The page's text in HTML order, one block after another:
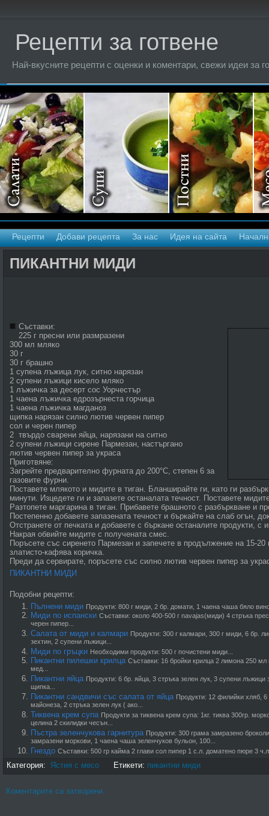
Рецепти за готвене
Най-вкусните рецепти с оценки и коментари, свежи идеи за
Рецепти Добави рецепта За нас Идея на сайта
ПИКАНТНИ МИДИ
Съставки:
225 г пресни или размразени
300 мл мляко
30 г
30 г брашно
1 супена лъжица лук, ситно нарязан
2 супени лъжици кисело мляко
1 лъжичка за десерт сос Уорчестър
1 чаена лъжичка едрозърнеста горчица
1 чаена лъжичка магданоз
щипка нарязан силно лютив червен пипер
сол и черен пипер
2 твърдо сварени яйца, нарязани на ситно
2 супени лъжици сирене Пармезан, настъргано
лютив червен пипер за украса
Приготвяне:
Загрейте предварително фурната до 200°С, степен 6 за
газовите фурни.
Поставете млякото и мидите в тиган. Бланширайте ги, като ги
минути. Изцедете ги и запазете останалата течност. Поставете
Разтопете маргарина в тиган. Прибавете брашното с разбъркване и
Постепенно добавете запазената течност и бъркайте на слаб огън,
Отстранете от печката и добавете с бъркане останалите продукти, с
Накрая обвийте мидите с получената смес.
Поръсете със сиренето Пармезан и запечете в продължение на 15-
златисто-кафява коричка.
Преди да сервирате, поръсете със силно лютив червен пипер за
ПИКАНТНИ МИДИ
Подобни рецепти:
Пълнени миди Продукти: 800 г миди, 2 бр. домати, 1 чаена чаша бяло
Миди по испански Съставки: около 400-500 г navajas(миди) 4 стръка
черен пипер...
Салата от миди и калмари Продукти: 300 г калмари, 300 г миди, 6 бр.
зехтин, 2 супени лъжици...
Миди по гръцки Необходими продукти: 500 г почистени миди...
Пикантни пилешки крилца Съставки: 16 бройки крилца 2 лимона 250
мед...
Пикантни яйца Продукти: 6 бр. яйца, 3 стръка зелен лук, 3 супени лъжици
щипка...
Пикантни сандвичи със салата от яйца Продукти: 12 филийки хляб,
майонеза, 2 стръка зелен лук ( ако...
Тиквена крем супа Продукти за тиквена крем супа: 1кг. тиква 300гр.
целина 2 скилидки чесън...
Пъстра зеленчукова гарнитура Продукти: 300 грама замразено
замразени моркови, 1 чаена чаша зеленчуков бульон, 100...
Гнездо Съставки: 500 гр кайма 2 глави сол пипер 1 с.л. доматено пюре 3
Категория: Ястия с месо Етикети: пикантни миди
Коментарите са затворени.